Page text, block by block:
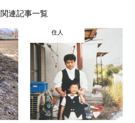
関連記事一覧
住人